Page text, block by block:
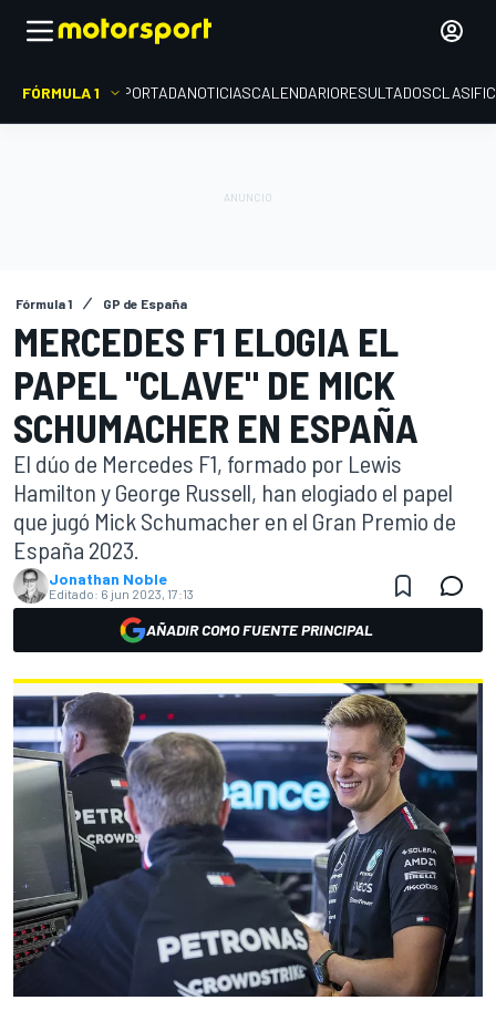
FÓRMULA 1 PORTADANOTICIASCALENDARIORESULTADOS
Fórmula 1 GP de España
MERCEDES F1 ELOGIA EL
PAPEL "CLAVE" DE MICK
SCHUMACHER EN ESPAÑA
El dúo de Mercedes F1, formado por Lewis
Hamilton y George Russell, han elogiado el papel
que jugó Mick Schumacher en el Gran Premio de
España 2023.
Jonathan Noble
Editado: 6 jun 2023, 17:13
AÑADIR COMO FUENTE PRINCIPAL